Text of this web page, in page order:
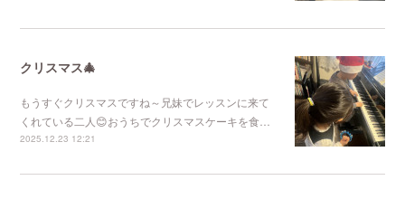
クリスマス🎄
もうすぐクリスマスですね～兄妹でレッスンに来て
くれている二人😊おうちでクリスマスケーキを食…
2025.12.23 12:21